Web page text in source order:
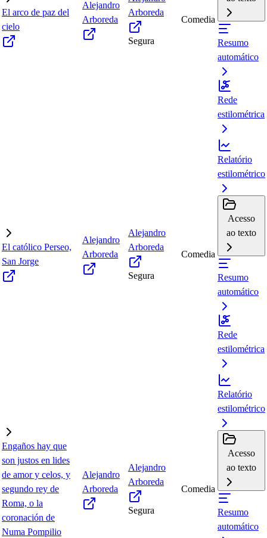
El arco de paz del
cielo
Alejandro
Arboreda
Arboreda
Segura
Comedia
Resumo
automático
Rede
estilométrica
El católico Perseo,
San Jorge
Alejandro
Arboreda
Alejandro
Arboreda
Segura
Comedia
Relatório
estilométrico
Acesso
ao texto
Resumo
automático
Rede
estilométrica
Engaños hay que
son justos en lides
de amor y celos, y
segundo rey de
Roma, o la
coronación de
Numa Pompilio
Alejandro
Arboreda
Alejandro
Arboreda
Segura
Comedia
Relatório
estilométrico
Acesso
ao texto
Resumo
automático